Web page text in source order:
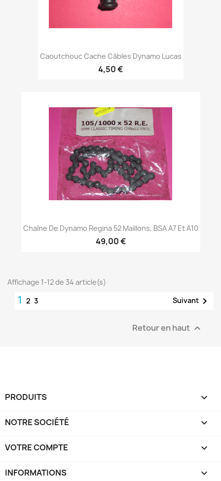
Caoutchouc Cache Câbles Dynamo Lucas
4,50 €
Chaîne De Dynamo Regina 52 Maillons, BSA A7 Et A10
49,00 €
Affichage 1-12 de 34 article(s)
1 2 3 Suivant 
Retour en haut 
PRODUITS 
NOTRE SOCIÉTÉ 
VOTRE COMPTE 
INFORMATIONS keyboard_arrow_down